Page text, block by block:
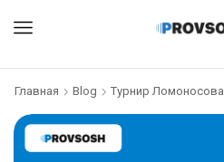
Главная Blog Турнир Ломоносова